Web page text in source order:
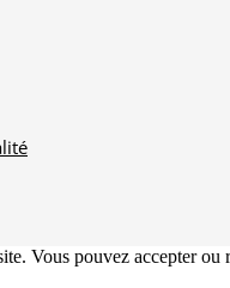
Vous pouvez accepter ou